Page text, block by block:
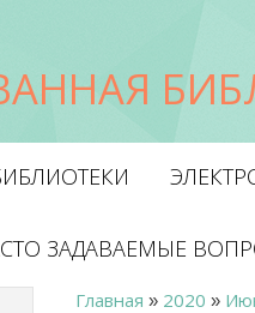
ЗАДАВАЕМЫЕ
Главная » 2020 »